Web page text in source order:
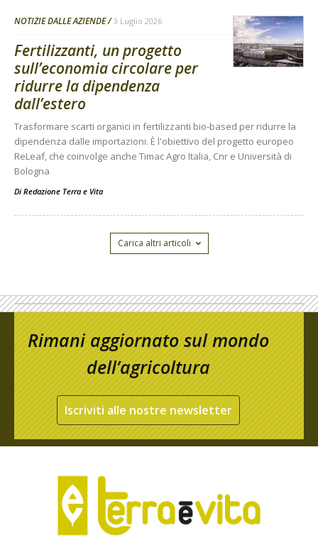
NOTIZIE DALLE AZIENDE 3 Luglio 2026
Fertilizzanti, un progetto
sull’economia circolare per
ridurre la dipendenza
dall’estero
Trasformare scarti organici in fertilizzanti bio-based per ridurre la
dipendenza dalle importazioni. È l'obiettivo del progetto europeo
ReLeaf, che coinvolge anche Timac Agro Italia, Cnr e Università di
Bologna
Di Redazione Terra e Vita
Carica altri articoli
Rimani aggiornato sul mondo
dell’agricoltura
Iscriviti alle nostre newsletter